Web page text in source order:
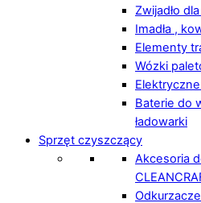
Zwijadło
Imadła ,
Elementy
Wózki
Baterie do
ładowarki
Sprzęt czyszczący
Akcesoria